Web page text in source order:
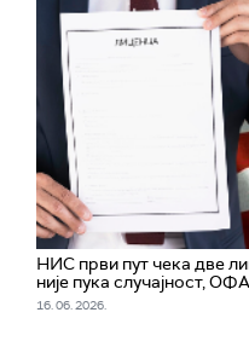
НИС први пут чека две
није пука случајност,
16. 06. 2026.